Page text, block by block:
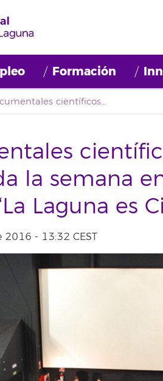
Formación
Los documentales científicos continúan durante toda la semana en La Laguna con la Muestra “La Laguna es Ciencia”
la semana
Laguna es
2016 - 13:32 CEST